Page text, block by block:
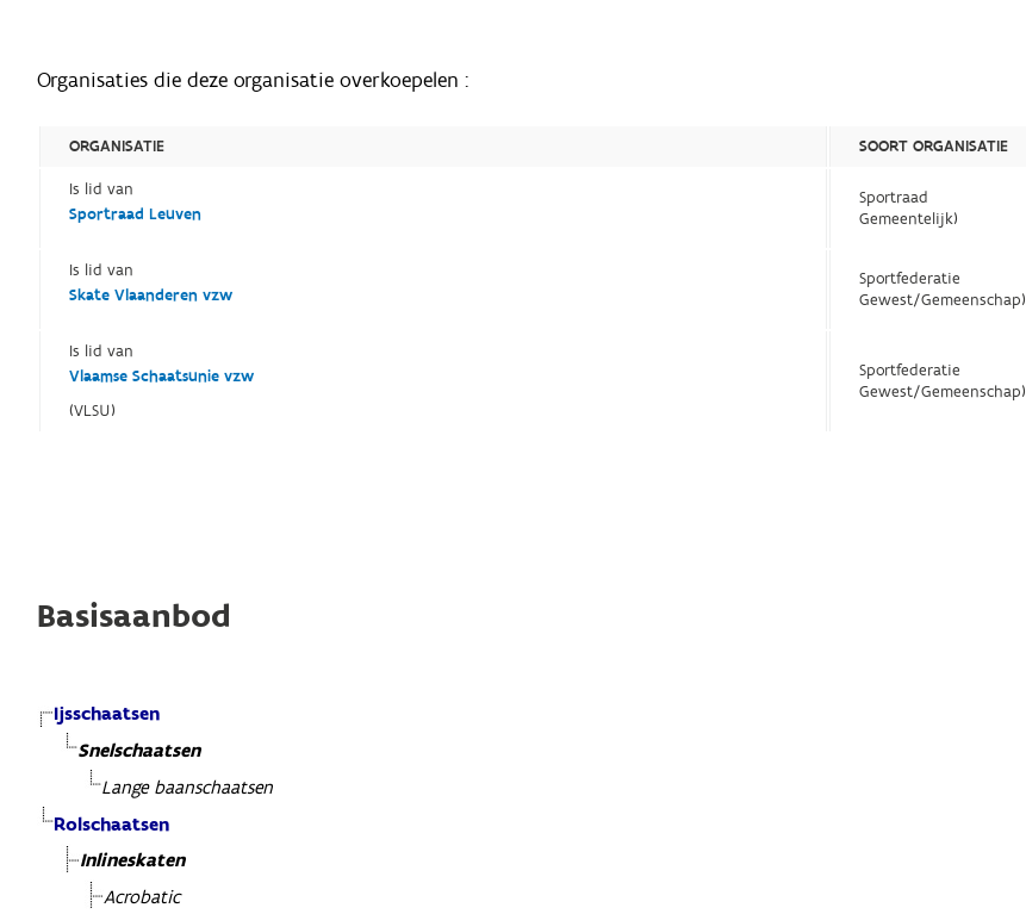
Organisaties die deze organisatie overkoepelen :
ORGANISATIE
SOORT ORGANISATIE
Is lid van
Sportraad Leuven
Sportraad
Gemeentelijk)
Is lid van
Skate Vlaanderen vzw
Sportfederatie
Gewest/Gemeenschap)
Is lid van
Vlaamse Schaatsunie vzw
(VLSU)
Sportfederatie
Gewest/Gemeenschap)
Basisaanbod
Ijsschaatsen
Snelschaatsen
Lange baanschaatsen
Rolschaatsen
Inlineskaten
Acrobatic